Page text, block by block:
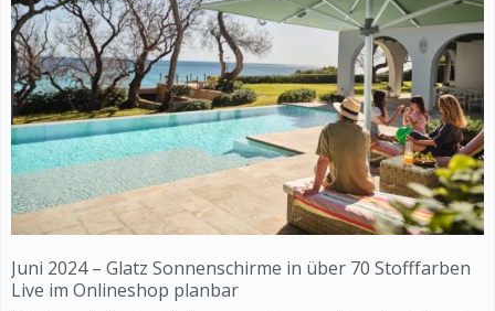
Juni 2024 – Glatz Sonnenschirme in über 70 Stofffarben
Live im Onlineshop planbar